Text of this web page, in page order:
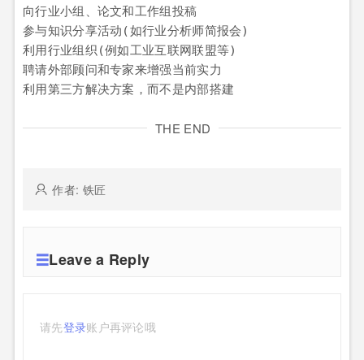
向行业小组、论文和工作组投稿
参与知识分享活动(如行业分析师简报会)
利用行业组织(例如工业互联网联盟等)
聘请外部顾问和专家来增强当前实力
利用第三方解决方案，而不是内部搭建
THE END
作者: 铁匠
Leave a Reply
请先登录账户再评论哦